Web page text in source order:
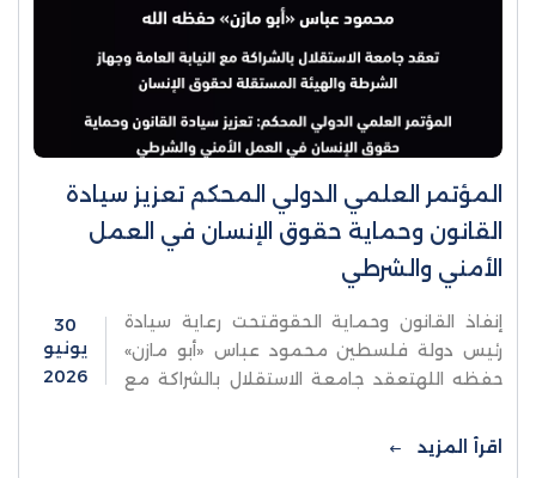
المؤتمر العلمي الدولي المحكم تعزيز سيادة
القانون وحماية حقوق الإنسان في العمل
الأمني والشرطي
إنفاذ القانون وحماية الحقوقتحت رعاية سيادة
رئيس دولة فلسطين محمود عباس «أبو مازن»
حفظه اللهتعقد جامعة الاستقلال بالشراكة مع
لحقوق الإنسانالمؤتمر العلمي الدولي
المحكمتعزيز
30
يونيو
2026
اقرأ المزيد